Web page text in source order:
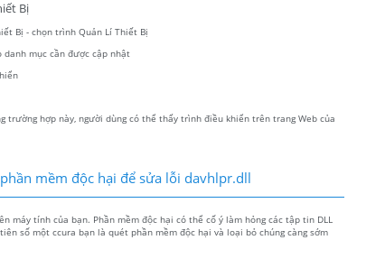
Bị
Bị - chọn trình Quản Lí Thiết Bị
mục cần được cập nhật
trường hợp này, người dùng có thể thấy trình điều khiển trên trang Web của
mềm độc hại để sửa lỗi davhlpr.dll
máy tính của bạn. Phần mềm độc hại có thể cố ý làm hỏng các tập tin DLL
số một ccura bạn là quét phần mềm độc hại và loại bỏ chúng càng sớm